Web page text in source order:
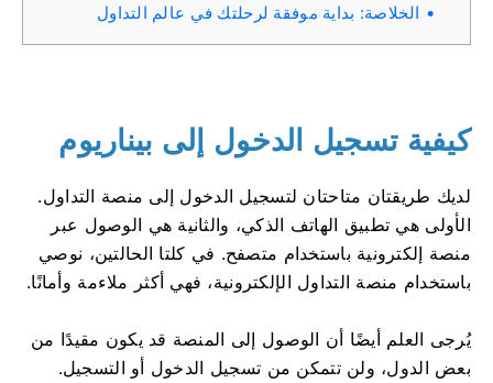
الخلاصة: بداية موفقة لرحلتك في عالم التداول
كيفية تسجيل الدخول إلى بيناريوم
لديك طريقتان متاحتان لتسجيل الدخول إلى منصة التداول.
الأولى هي تطبيق الهاتف الذكي، والثانية هي الوصول عبر
منصة إلكترونية باستخدام متصفح. في كلتا الحالتين، نوصي
باستخدام منصة التداول الإلكترونية، فهي أكثر ملاءمة وأمانًا.
يُرجى العلم أيضًا أن الوصول إلى المنصة قد يكون مقيدًا من
بعض الدول، ولن تتمكن من تسجيل الدخول أو التسجيل.